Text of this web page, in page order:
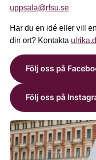
uppsala@rfsu.se
Har du en idé eller vill
din ort? Kontakta
Följ oss på
Följ oss på